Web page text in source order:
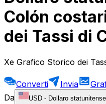
Colón
dei Tassi di
Xe Grafico Storico dei
Converti Invia
Da
USD - Dollaro statunitense